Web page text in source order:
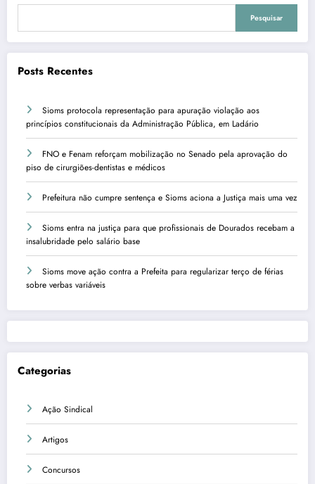
Pesquisar
Posts Recentes
Sioms protocola representação para apuração violação aos
princípios constitucionais da Administração Pública, em Ladário
FNO e Fenam reforçam mobilização no Senado pela aprovação do
piso de cirurgiões-dentistas e médicos
Prefeitura não cumpre sentença e Sioms aciona a Justiça mais uma vez
Sioms entra na justiça para que profissionais de Dourados recebam a
insalubridade pelo salário base
Sioms move ação contra a Prefeita para regularizar terço de férias
sobre verbas variáveis
Categorias
Ação Sindical
Artigos
Concursos